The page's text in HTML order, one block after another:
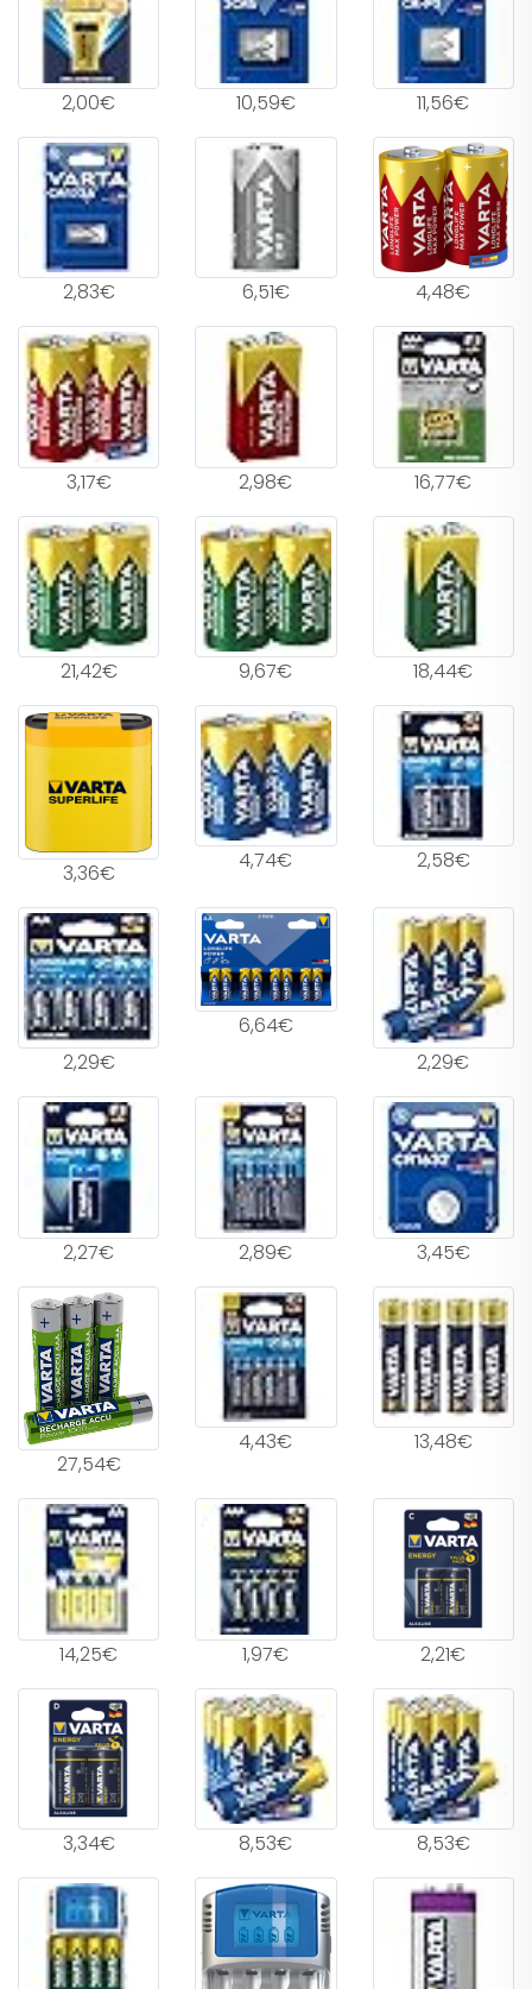
2,00€ 10,59€ 11,56€
2,83€ 6,51€ 4,48€
3,17€ 2,98€ 16,77€
21,42€ 9,67€ 18,44€
3,36€ 4,74€ 2,58€
2,29€
6,64€
2,29€
2,27€ 2,89€ 3,45€
27,54€
4,43€ 13,48€
14,25€ 1,97€ 2,21€
3,34€ 8,53€ 8,53€